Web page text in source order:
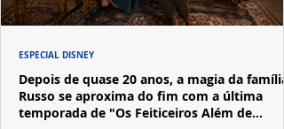
Depois de quase 20 anos, a magia da família
Russo se aproxima do fim com a última
temporada de "Os Feiticeiros Além de
ESPECIAL DISNEY